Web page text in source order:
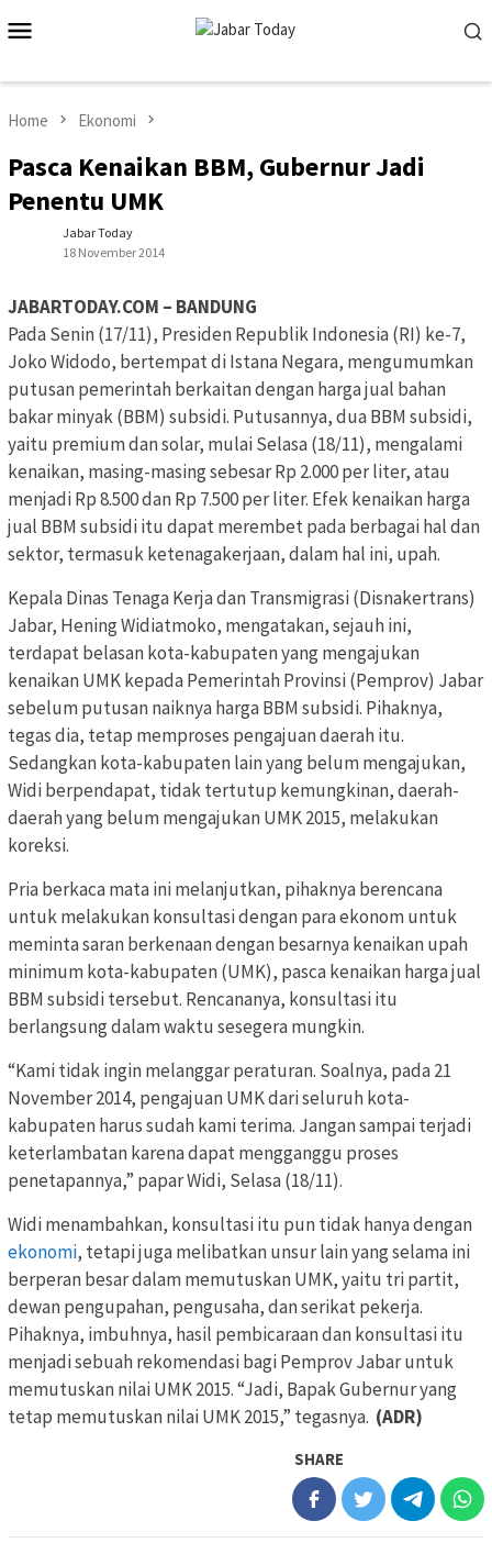
to
Home Ekonomi
Pasca Kenaikan BBM, Gubernur Jadi
Penentu UMK
Jabar Today
18 November 2014
JABARTODAY.COM – BANDUNG
Pada Senin (17/11), Presiden Republik Indonesia (RI) ke-7,
Joko Widodo, bertempat di Istana Negara, mengumumkan
putusan pemerintah berkaitan dengan harga jual bahan
bakar minyak (BBM) subsidi. Putusannya, dua BBM subsidi,
yaitu premium dan solar, mulai Selasa (18/11), mengalami
kenaikan, masing-masing sebesar Rp 2.000 per liter, atau
menjadi Rp 8.500 dan Rp 7.500 per liter. Efek kenaikan harga
jual BBM subsidi itu dapat merembet pada berbagai hal dan
sektor, termasuk ketenagakerjaan, dalam hal ini, upah.
Kepala Dinas Tenaga Kerja dan Transmigrasi (Disnakertrans)
Jabar, Hening Widiatmoko, mengatakan, sejauh ini,
terdapat belasan kota-kabupaten yang mengajukan
kenaikan UMK kepada Pemerintah Provinsi (Pemprov) Jabar
sebelum putusan naiknya harga BBM subsidi. Pihaknya,
tegas dia, tetap memproses pengajuan daerah itu.
Sedangkan kota-kabupaten lain yang belum mengajukan,
Widi berpendapat, tidak tertutup kemungkinan, daerah-
daerah yang belum mengajukan UMK 2015, melakukan
koreksi.
Pria berkaca mata ini melanjutkan, pihaknya berencana
untuk melakukan konsultasi dengan para ekonom untuk
meminta saran berkenaan dengan besarnya kenaikan upah
minimum kota-kabupaten (UMK), pasca kenaikan harga jual
BBM subsidi tersebut. Rencananya, konsultasi itu
berlangsung dalam waktu sesegera mungkin.
“Kami tidak ingin melanggar peraturan. Soalnya, pada 21
November 2014, pengajuan UMK dari seluruh kota-
kabupaten harus sudah kami terima. Jangan sampai terjadi
keterlambatan karena dapat mengganggu proses
penetapannya,” papar Widi, Selasa (18/11).
Widi menambahkan, konsultasi itu pun tidak hanya dengan
ekonomi, tetapi juga melibatkan unsur lain yang selama ini
berperan besar dalam memutuskan UMK, yaitu tri partit,
dewan pengupahan, pengusaha, dan serikat pekerja.
Pihaknya, imbuhnya, hasil pembicaraan dan konsultasi itu
menjadi sebuah rekomendasi bagi Pemprov Jabar untuk
memutuskan nilai UMK 2015. “Jadi, Bapak Gubernur yang
tetap memutuskan nilai UMK 2015,” tegasnya. (ADR)
SHARE